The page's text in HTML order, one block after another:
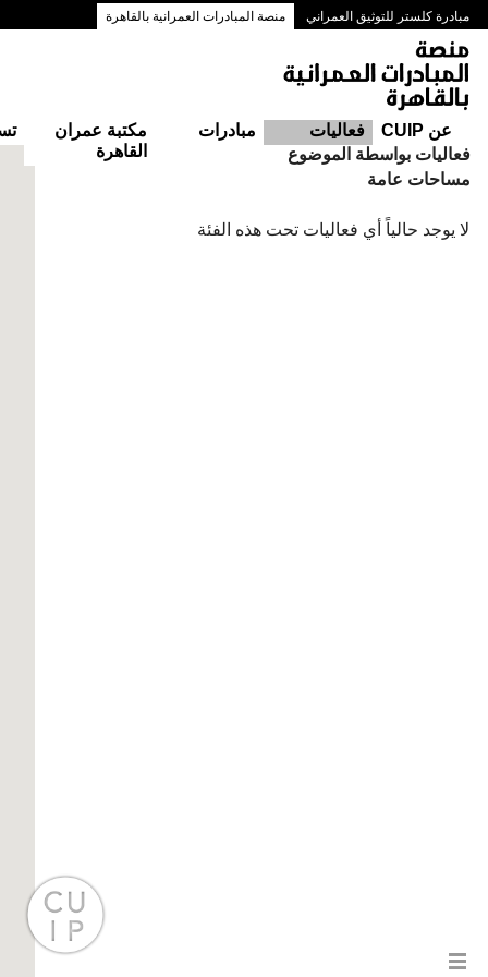
مبادرة كلستر للتوثيق العمراني منصة المبادرات العمرانية بالقاهرة
ممرات وسط البلد بالقاهرة
عن CUIP فعاليات مبادرات
مكتبة عمران
القاهرة
فعاليات بواسطة الموضوع
مساحات عامة
لا يوجد حالياً أي فعاليات تحت هذه الفئة